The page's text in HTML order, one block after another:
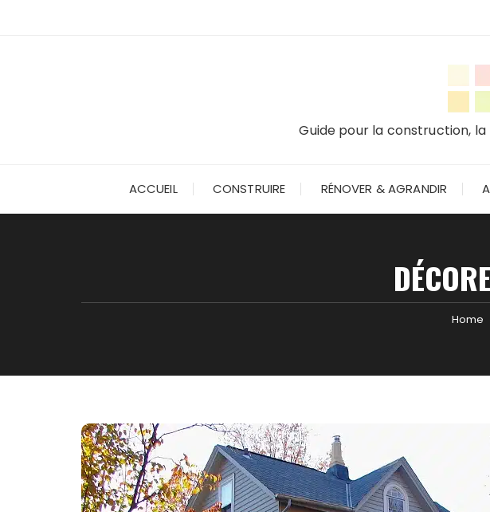
Guide pour la construction,
ACCUEIL CONSTRUIRE RÉNOVER & AGRANDIR
Home